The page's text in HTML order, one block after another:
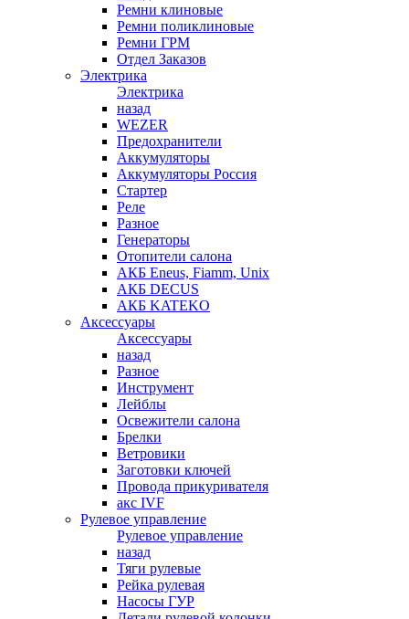
Ремни клиновые
Ремни поликлиновые
Ремни ГРМ
Отдел Заказов
Электрика
Электрика
назад
WEZER
Предохранители
Аккумуляторы
Аккумуляторы Россия
Стартер
Реле
Разное
Генераторы
Отопители салона
АКБ Eneus, Fiamm, Unix
АКБ DECUS
АКБ KATEKO
Аксессуары
Аксессуары
назад
Разное
Инструмент
Лейблы
Освежители салона
Брелки
Ветровики
Заготовки ключей
Провода прикуривателя
акс IVF
Рулевое управление
Рулевое управление
назад
Тяги рулевые
Рейка рулевая
Насосы ГУР